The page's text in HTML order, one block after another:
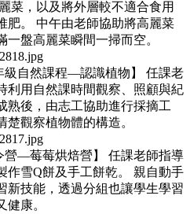
菜，以及將外層較不適合食用
肥。 中午由老師協助將高麗菜
盤高麗菜瞬間一掃而空。
級自然課程—認識植物】 任課老
利用自然課時間觀察、照顧與紀
熟後，由志工協助進行採摘工
觀察植物體的構造。
營—莓莓烘焙營】 任課老師指導
作雪Q餅及手工餅乾。 親自動手
新技能，透過分組也讓學生學習
康。